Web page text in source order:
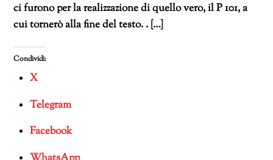
ci furono per la realizzazione di quello vero, il P 101, a
cui tornerò alla fine del testo. . […]
Condividi:
X
Telegram
Facebook